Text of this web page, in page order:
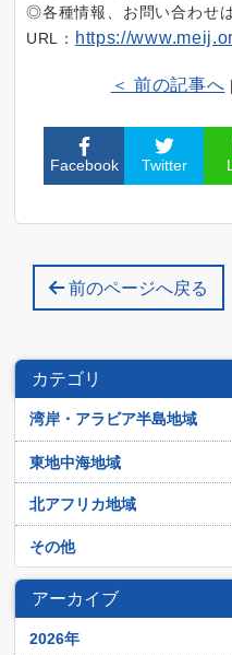
◎各種情報、お問い合わせ
URL： https://
＜ 前の記事へ
Facebook Twitter
前のページへ戻る
カテゴリ
湾岸・アラビア半島地域
アラブ首長国連邦
イエメン
イラク
オマーン
カタル
東地中海地域
イスラエル
トルコ
パレスチナ
ヨルダン
北アフリカ地域
アルジェリア
エジプト
チュニジア
モロッコ
その他
アフガニスタン
イスラーム過激派
アーカイブ
2026年